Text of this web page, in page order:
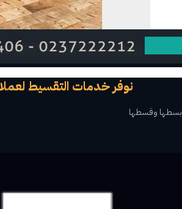
نوفر خدمات التقسيط
بسطها وقسطها